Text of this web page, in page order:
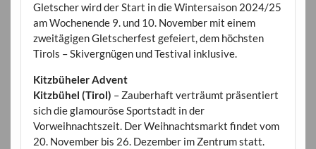
Gletscher wird der Start in die Wintersaison 2024/25
am Wochenende 9. und 10. November mit einem
zweitägigen Gletscherfest gefeiert, dem höchsten
Tirols – Skivergnügen und Testival inklusive.
Kitzbüheler Advent
Kitzbühel (Tirol) – Zauberhaft verträumt präsentiert
sich die glamouröse Sportstadt in der
Vorweihnachtszeit. Der Weihnachtsmarkt findet vom
20. November bis 26. Dezember im Zentrum statt.